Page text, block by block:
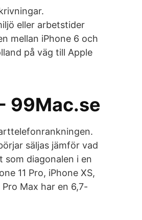
eller arbetstider
mellan iPhone 6 och
på väg till Apple
99Mac.se
säljas jämför vad
som diagonalen i en
11 Pro, iPhone XS,
Max har en 6,7-